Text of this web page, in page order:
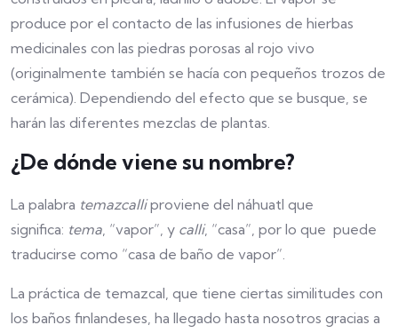
produce por el contacto de las infusiones de hierbas
medicinales con las piedras porosas al rojo vivo
(originalmente también se hacía con pequeños trozos de
cerámica). Dependiendo del efecto que se busque, se
harán las diferentes mezclas de plantas.
¿De dónde viene su nombre?
La palabra temazcalliproviene del náhuatl que
significa: tema, “vapor”, y calli, “casa”, por lo que puede
traducirse como “casa de baño de vapor”.
La práctica de temazcal, que tiene ciertas similitudes con
los baños finlandeses, ha llegado hasta nosotros gracias a